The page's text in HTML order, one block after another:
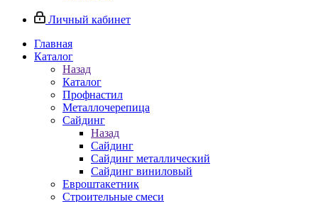
Личный кабинет
Главная
Каталог
Назад
Каталог
Профнастил
Металлочерепица
Сайдинг
Назад
Сайдинг
Сайдинг металлический
Сайдинг виниловый
Евроштакетник
Строительные смеси